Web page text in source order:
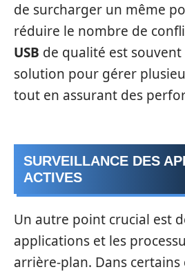
de surcharger un même
réduire le nombre de
USB de qualité est
solution pour gérer
tout en assurant des
SURVEILLANCE DES
ACTIVES
Un autre point crucial est
applications et les
arrière-plan. Dans certains